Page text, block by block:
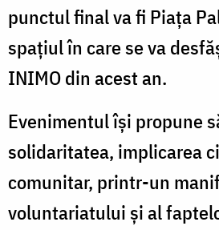
punctul final va fi Piața
spațiul în care se va
INIMO din acest an.
Evenimentul își propune
solidaritatea, implicarea
comunitar, printr-un
voluntariatului și al